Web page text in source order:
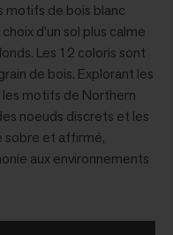
motifs de bois blanc
d’un sol plus calme
Les 12 coloris sont
de bois. Explorant les
motifs de Northern
noeuds discrets et les
sobre et affirmé,
aux environnements